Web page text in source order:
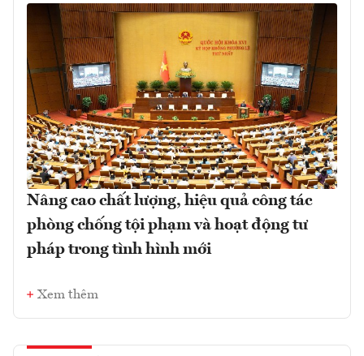
Nâng cao chất lượng, hiệu quả công tác
phòng chống tội phạm và hoạt động tư
pháp trong tình hình mới
Xem thêm